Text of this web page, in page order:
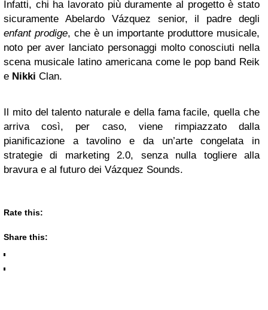
Infatti, chi ha lavorato più duramente al progetto è stato
sicuramente Abelardo Vázquez senior, il padre degli
enfant prodige, che è un importante produttore musicale,
noto per aver lanciato personaggi molto conosciuti nella
scena musicale latino americana come le pop band Reik
e Nikki Clan.
Il mito del talento naturale e della fama facile, quella che
arriva così, per caso, viene rimpiazzato dalla
pianificazione a tavolino e da un’arte congelata in
strategie di marketing 2.0, senza nulla togliere alla
bravura e al futuro dei Vázquez Sounds.
Rate this:
Share this: